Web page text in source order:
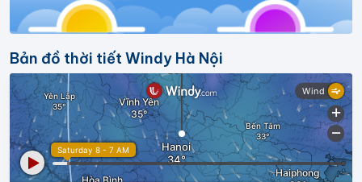
Bản đồ thời tiết Windy Hà Nội